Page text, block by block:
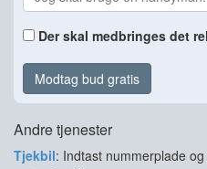
Der skal medbringes det
Modtag bud gratis
Andre tjenester
Tjekbil: Indtast nummerplade